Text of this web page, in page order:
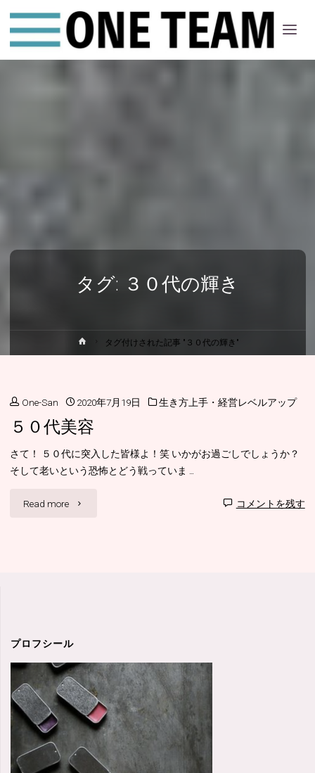
ちー
む
タグ: ３０代の輝き
ー
タグ付けされた記事 "３０代の輝き"
One-San 2020年7月19日 生き方上手・経営レベルアップ
５０代美容
さて！ ５０代に突入した皆様よ！笑 いかがお過ごしでしょうか？
そして老いという恐怖とどう戦っていま …
Read more "５ コメントを残す
プロフシール